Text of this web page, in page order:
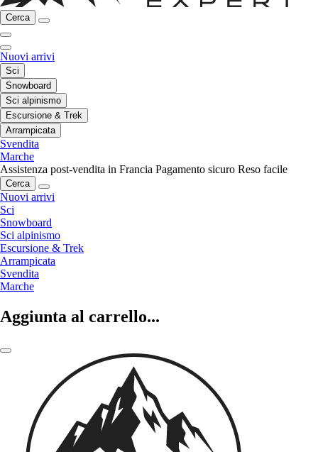
Cerca
Nuovi arrivi
Sci
Snowboard
Sci alpinismo
Escursione & Trek
Arrampicata
Svendita
Marche
Assistenza post-vendita in Francia Pagamento sicuro Reso facile
Cerca
Nuovi arrivi
Sci
Snowboard
Sci alpinismo
Escursione & Trek
Arrampicata
Svendita
Marche
Aggiunta al carrello...